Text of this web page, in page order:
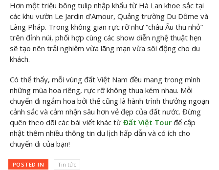
Hơn một triệu bông tulip nhập khẩu từ Hà Lan khoe sắc tại
các khu vườn Le Jardin d’Amour, Quảng trường Du Dôme và
Làng Pháp. Trong không gian rực rỡ như “châu Âu thu nhỏ”
trên đỉnh núi, phối hợp cùng các show diễn nghệ thuật hẹn
sẽ tạo nên trải nghiệm vừa lãng mạn vừa sôi động cho du
khách.
Có thể thấy, mỗi vùng đất Việt Nam đều mang trong mình
những mùa hoa riêng, rực rỡ không thua kém nhau. Mỗi
chuyến đi ngắm hoa bởi thế cũng là hành trình thưởng ngoạn
cảnh sắc và cảm nhận sâu hơn vẻ đẹp của đất nước. Đừng
quên theo dõi các bài viết khác từ Đất Việt Tour để cập
nhật thêm nhiều thông tin du lịch hấp dẫn và có ích cho
chuyến đi của bạn!
POSTED IN Tin tức